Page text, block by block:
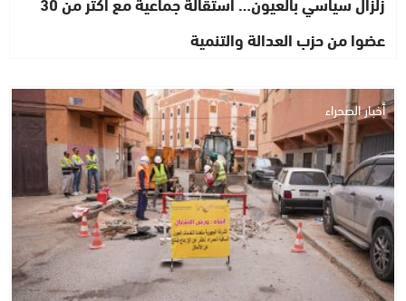
عضوا من حزب العدالة والتنمية
أخبار الصحراء